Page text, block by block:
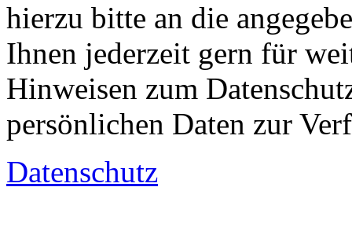
hierzu bitte an die
Ihnen jederzeit gern für
Hinweisen zum
persönlichen Daten zur
Datenschutz